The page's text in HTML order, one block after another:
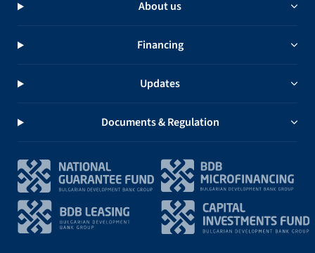
About us
Financing
Updates
Documents & Regulation